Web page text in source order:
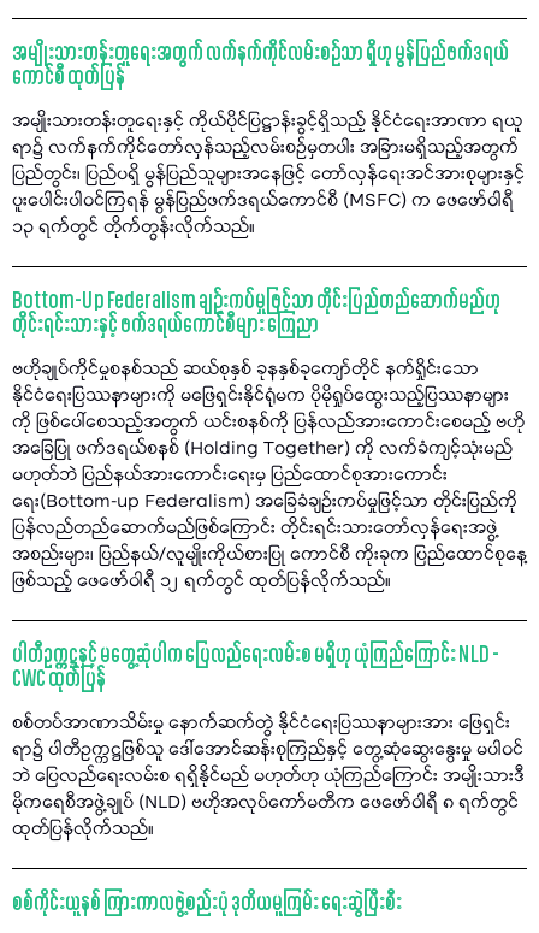
အမျိုးသားတန်းတူရေးအတွက် လက်နက်ကိုင်လမ်းစဉ်သာ ရှိဟု မွန်ပြည်ဖက်ဒရယ်
ကောင်စီ ထုတ်ပြန်
အမျိုးသားတန်းတူရေးနှင့် ကိုယ်ပိုင်ပြဋ္ဌာန်းခွင့်ရှိသည့် နိုင်ငံရေးအာဏာ ရယူ
ရာ၌ လက်နက်ကိုင်တော်လှန်သည့်လမ်းစဉ်မှတပါး အခြားမရှိသည့်အတွက်
ပြည်တွင်း၊ ပြည်ပရှိ မွန်ပြည်သူများအနေဖြင့် တော်လှန်ရေးအင်အားစုများနှင့်
ပူးပေါင်းပါဝင်ကြရန် မွန်ပြည်ဖက်ဒရယ်ကောင်စီ (MSFC) က ဖေဖော်ဝါရီ
၁၃ ရက်တွင် တိုက်တွန်းလိုက်သည်။
Bottom-Up Federalism ချဉ်းကပ်မှုဖြင့်သာ တိုင်းပြည်တည်ဆောက်မည်ဟု
တိုင်းရင်းသားနှင့် ဖက်ဒရယ်ကောင်စီများ ကြေညာ
ဗဟိုချုပ်ကိုင်မှုစနစ်သည် ဆယ်စုနှစ် ခုနနှစ်ခုကျော်တိုင် နက်ရှိုင်းသော
နိုင်ငံရေးပြဿနာများကို မဖြေရှင်းနိုင်ရုံမက ပိုမိုရှုပ်ထွေးသည့်ပြဿနာများ
ကို ဖြစ်ပေါ်စေသည့်အတွက် ယင်းစနစ်ကို ပြန်လည်အားကောင်းစေမည့် ဗဟို
အခြေပြု ဖက်ဒရယ်စနစ် (Holding Together) ကို လက်ခံကျင့်သုံးမည်
မဟုတ်ဘဲ ပြည်နယ်အားကောင်းရေးမှ ပြည်ထောင်စုအားကောင်း
ရေး(Bottom-up Federalism) အခြေခံချဉ်းကပ်မှုဖြင့်သာ တိုင်းပြည်ကို
ပြန်လည်တည်ဆောက်မည်ဖြစ်ကြောင်း တိုင်းရင်းသားတော်လှန်ရေးအဖွဲ့
အစည်းများ၊ ပြည်နယ်/လူမျိုးကိုယ်စားပြု ကောင်စီ ကိုးခုက ပြည်ထောင်စုနေ့
ဖြစ်သည့် ဖေဖော်ဝါရီ ၁၂ ရက်တွင် ထုတ်ပြန်လိုက်သည်။
ပါတီဥက္ကဋ္ဌနှင့် မတွေ့ဆုံပါက ပြေလည်ရေးလမ်းစ မရှိဟု ယုံကြည်ကြောင်း NLD -
CWC ထုတ်ပြန်
စစ်တပ်အာဏာသိမ်းမှု နောက်ဆက်တွဲ နိုင်ငံရေးပြဿနာများအား ဖြေရှင်း
ရာ၌ ပါတီဥက္ကဋ္ဌဖြစ်သူ ဒေါ်အောင်ဆန်းစုကြည်နှင့် တွေ့ဆုံဆွေးနွေးမှု မပါဝင်
ဘဲ ပြေလည်ရေးလမ်းစ ရရှိနိုင်မည် မဟုတ်ဟု ယုံကြည်ကြောင်း အမျိုးသားဒီ
မိုကရေစီအဖွဲ့ချုပ် (NLD) ဗဟိုအလုပ်ကော်မတီက ဖေဖော်ဝါရီ ၈ ရက်တွင်
ထုတ်ပြန်လိုက်သည်။
စစ်ကိုင်းယူနစ် ကြားကာလဖွဲ့စည်းပုံ ဒုတိယမူကြမ်း ရေးဆွဲပြီးစီး